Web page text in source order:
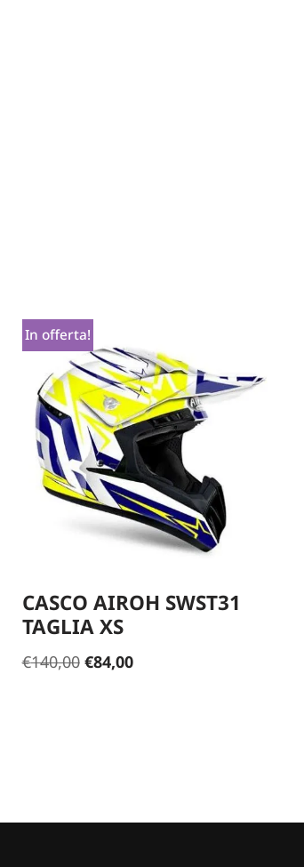
In offerta!
CASCO AIROH SWST31
TAGLIA XS
€140,00 €84,00